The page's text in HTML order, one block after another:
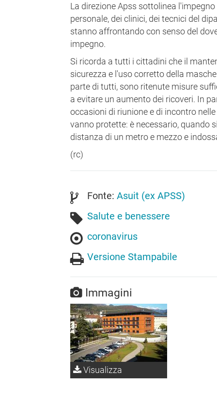
La direzione Apss sottolinea
personale, dei clinici, dei tecnici del
stanno affrontando con senso del
impegno.
Si ricorda a tutti i cittadini che il
sicurezza e l'uso corretto della
parte di tutti, sono ritenute misure
a evitare un aumento dei ricoveri. In
occasioni di riunione e di incontro
vanno protette: è necessario, quando
distanza di un metro e mezzo e
(rc)
Fonte: Asuit (ex APSS)
Salute e benessere
coronavirus
Versione Stampabile
Immagini
Visualizza